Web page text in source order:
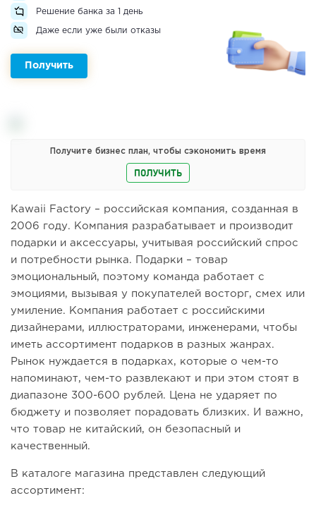
Решение банка за 1 день
Даже если уже были отказы
Получить
Получите бизнес план, чтобы сэкономить время
ПОЛУЧИТЬ
Kawaii Factory – российская компания, созданная в
2006 году. Компания разрабатывает и производит
подарки и аксессуары, учитывая российский спрос
и потребности рынка. Подарки – товар
эмоциональный, поэтому команда работает с
эмоциями, вызывая у покупателей восторг, смех или
умиление. Компания работает с российскими
дизайнерами, иллюстраторами, инженерами, чтобы
иметь ассортимент подарков в разных жанрах.
Рынок нуждается в подарках, которые о чем-то
напоминают, чем-то развлекают и при этом стоят в
диапазоне 300-600 рублей. Цена не ударяет по
бюджету и позволяет порадовать близких. И важно,
что товар не китайский, он безопасный и
качественный.
В каталоге магазина представлен следующий
ассортимент: